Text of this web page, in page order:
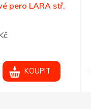
pero LARA stř.
KOUPIT